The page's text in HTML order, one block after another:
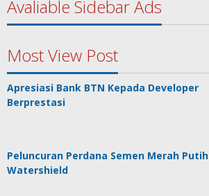
Avaliable Sidebar Ads
Most View Post
Apresiasi Bank BTN Kepada Developer
Berprestasi
Peluncuran Perdana Semen Merah Putih
Watershield